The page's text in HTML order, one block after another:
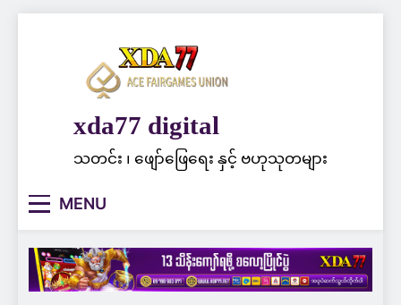
xda77 digital
သတင်း ၊ ဖျော်ဖြေရေး နှင့် ဗဟုသုတများ
MENU